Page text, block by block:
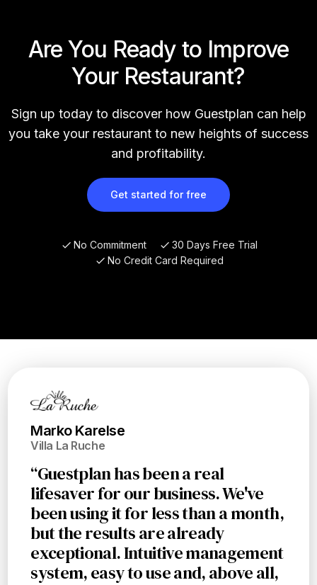
Are You Ready to Improve
Your Restaurant?
Sign up today to discover how Guestplan can help
you take your restaurant to new heights of success
and profitability.
Get started for free
No Commitment
30 Days Free Trial
No Credit Card Required
Marko Karelse
Villa La Ruche
“Guestplan has been a real
lifesaver for our business. We've
been using it for less than a month,
but the results are already
exceptional. Intuitive management
system, easy to use and, above all,